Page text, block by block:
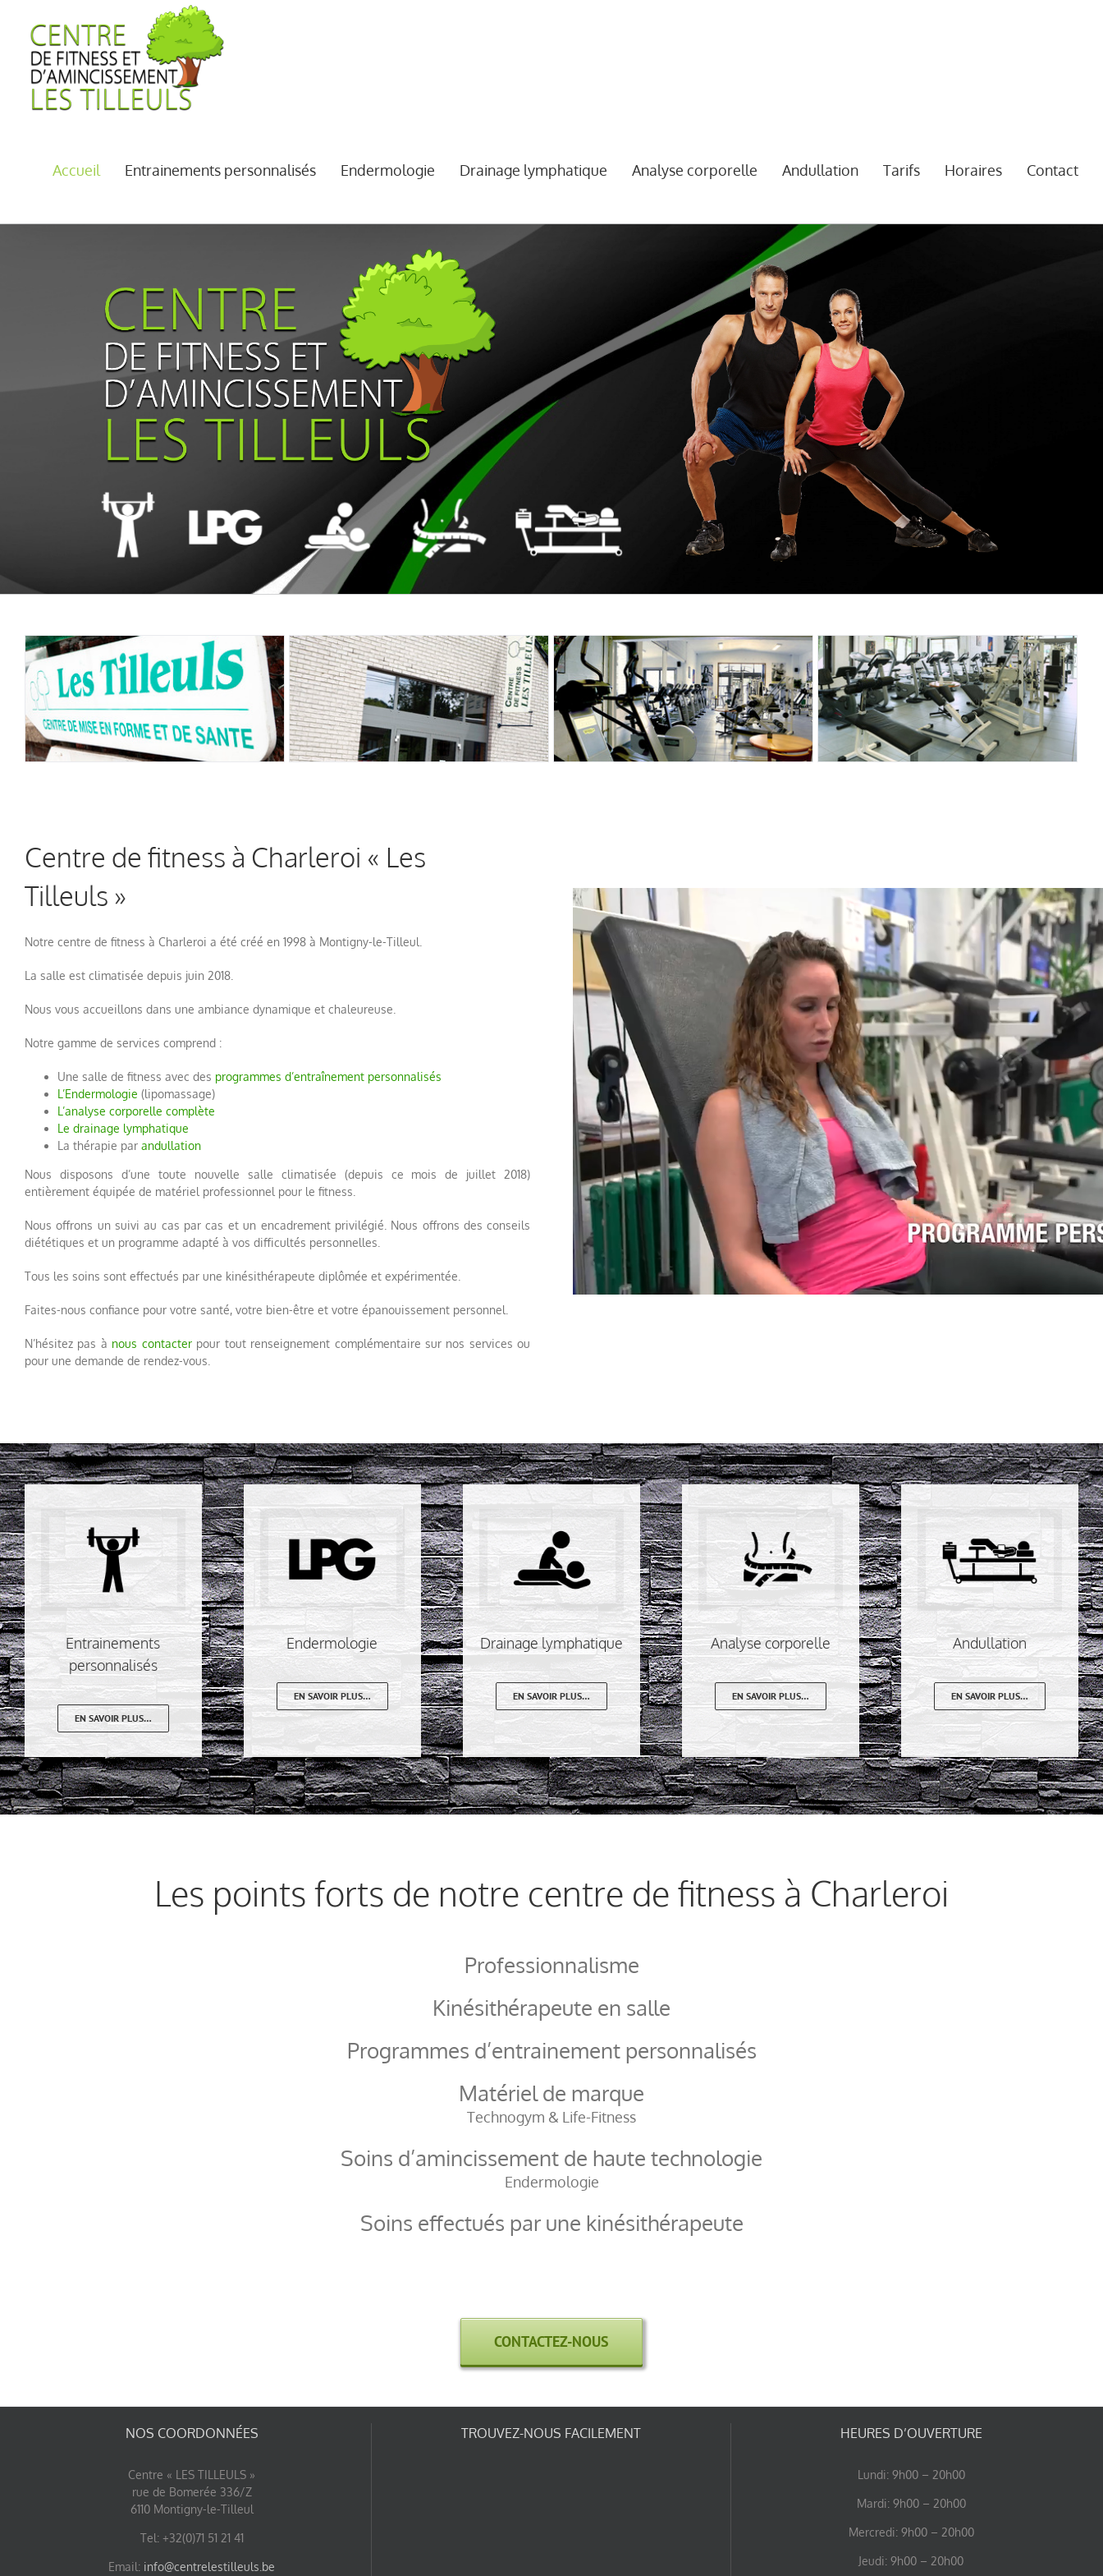
contenu
Accueil Entrainements personnalisés Endermologie Drainage lymphatique Analyse corporelle Andullation Tarifs Horaires Contact
Centre de fitness à Charleroi « Les
Tilleuls »
Notre centre de fitness à Charleroi a été créé en 1998 à Montigny-le-Tilleul.
La salle est climatisée depuis juin 2018.
Nous vous accueillons dans une ambiance dynamique et chaleureuse.
Notre gamme de services comprend :
Une salle de fitness avec des programmes d’entraînement personnalisés
L’Endermologie (lipomassage)
L’analyse corporelle complète
Le drainage lymphatique
La thérapie par andullation
Nous disposons d’une toute nouvelle salle climatisée (depuis ce mois de juillet 2018)
entièrement équipée de matériel professionnel pour le fitness.
Nous offrons un suivi au cas par cas et un encadrement privilégié. Nous offrons des conseils
diététiques et un programme adapté à vos difficultés personnelles.
Tous les soins sont effectués par une kinésithérapeute diplômée et expérimentée.
Faites-nous confiance pour votre santé, votre bien-être et votre épanouissement personnel.
N’hésitez pas à nous contacterpour tout renseignement complémentaire sur nos services ou
pour une demande de rendez-vous.
Entrainements
personnalisés
EN SAVOIR PLUS…
Endermologie
EN SAVOIR PLUS…
Drainage lymphatique
EN SAVOIR PLUS…
Analyse corporelle
EN SAVOIR PLUS…
Andullation
EN SAVOIR PLUS…
Les points forts de notre centre de fitness à Charleroi
Professionnalisme
Kinésithérapeute en salle
Programmes d’entrainement personnalisés
Matériel de marque
Technogym & Life-Fitness
Soins d’amincissement de haute technologie
Endermologie
Soins effectués par une kinésithérapeute
CONTACTEZ-NOUS
NOS COORDONNÉES
Centre « LES TILLEULS »
rue de Bomerée 336/Z
6110 Montigny-le-Tilleul
Tel: +32(0)71 51 21 41
Email: info@centrelestilleuls.be
TROUVEZ-NOUS FACILEMENT HEURES D’OUVERTURE
Lundi: 9h00 – 20h00
Mardi: 9h00 – 20h00
Mercredi: 9h00 – 20h00
Jeudi: 9h00 – 20h00